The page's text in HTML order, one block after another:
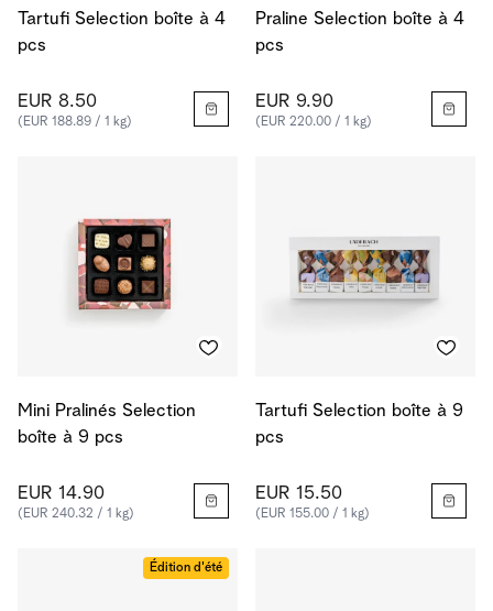
Tartufi Selection boîte à 4
pcs
EUR 8.50
(EUR 188.89 / 1 kg)
Praline Selection boîte à 4
pcs
EUR 9.90
(EUR 220.00 / 1 kg)
Mini Pralinés Selection
boîte à 9 pcs
EUR 14.90
(EUR 240.32 / 1 kg)
Tartufi Selection boîte à 9
pcs
EUR 15.50
(EUR 155.00 / 1 kg)
Édition d'été